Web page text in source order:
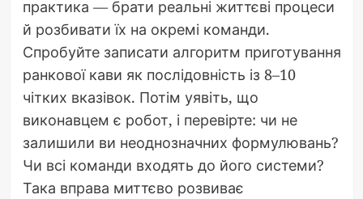
практика — брати реальні життєві процеси
й розбивати їх на окремі команди.
Спробуйте записати алгоритм приготування
ранкової кави як послідовність із 8–10
чітких вказівок. Потім уявіть, що
виконавцем є робот, і перевірте: чи не
залишили ви неоднозначних формулювань?
Чи всі команди входять до його системи?
Така вправа миттєво розвиває